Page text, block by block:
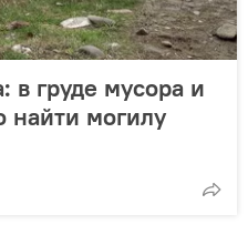
в груде мусора и
найти могилу